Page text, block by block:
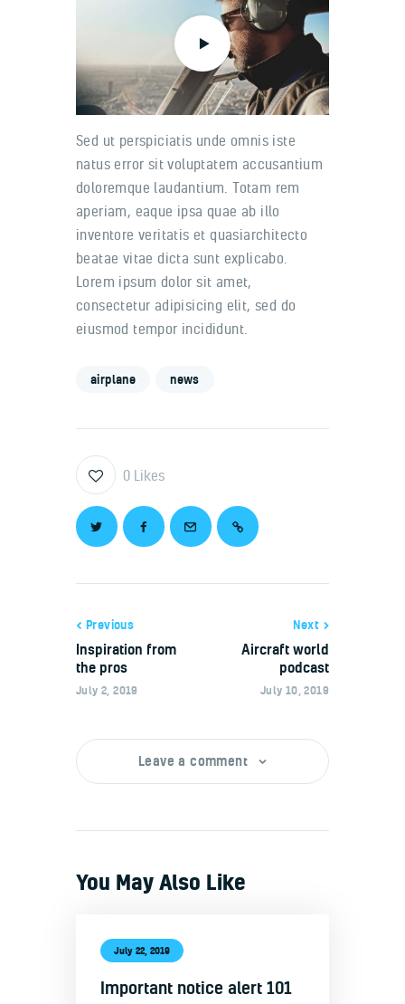
Sed ut perspiciatis unde omnis iste
natus error sit voluptatem accusantium
doloremque laudantium. Totam rem
aperiam, eaque ipsa quae ab illo
inventore veritatis et quasiarchitecto
beatae vitae dicta sunt explicabo.
Lorem ipsum dolor sit amet,
consectetur adipisicing elit, sed do
eiusmod tempor incididunt.
airplane news
0 Likes
Previous
Inspiration from
the pros
July 2, 2019
Next
Aircraft world
podcast
July 10, 2019
Leave a comment
You May Also Like
July 22, 2019
Important notice alert 101